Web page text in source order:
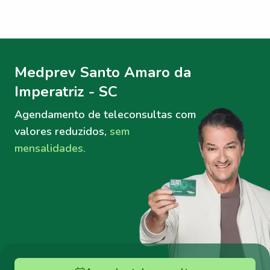
Medprev Santo Amaro da
Imperatriz - SC
Agendamento de teleconsultas com
valores reduzidos, sem
mensalidades.